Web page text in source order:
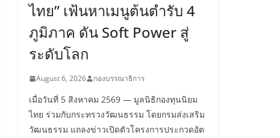
ไทย” เฟ้นหาเมนูต้นตำรับ 4
ภูมิภาค ดัน Soft Power สู่
ระดับโลก
August 6, 2026 กองบรรณาธิการ
เมื่อวันที่ 5 สิงหาคม 2569 — มูลนิธิกองทุนนิยม
ไทย ร่วมกับกระทรวงวัฒนธรรม โดยกรมส่งเสริม
วัฒนธรรม แถลงข่าวเปิดตัวโครงการประกวดอัต